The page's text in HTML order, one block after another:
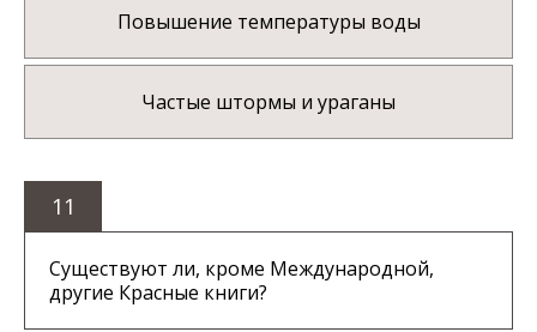
Повышение температуры воды
Частые штормы и ураганы
11
Существуют ли, кроме Международной,
другие Красные книги?